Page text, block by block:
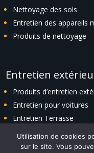
Nettoyage des sols
Entretien des appareils
Produits de nettoyage
Entretien
Produits d’entretien
Entretien pour voitures
Entretien Terrasse
Utilisation de cookies
sur le site. Vous